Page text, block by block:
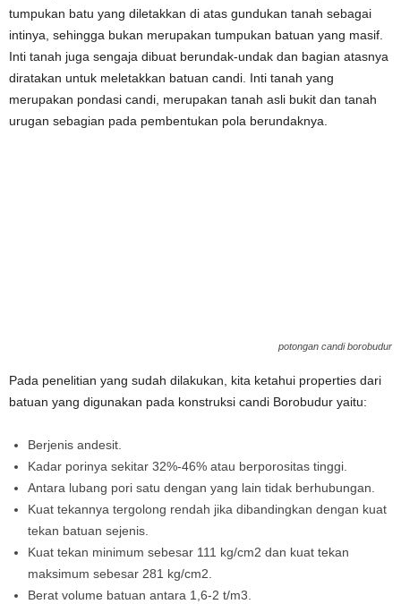
tumpukan batu yang diletakkan di atas gundukan tanah sebagai
intinya, sehingga bukan merupakan tumpukan batuan yang masif.
Inti tanah juga sengaja dibuat berundak-undak dan bagian atasnya
diratakan untuk meletakkan batuan candi. Inti tanah yang
merupakan pondasi candi, merupakan tanah asli bukit dan tanah
urugan sebagian pada pembentukan pola berundaknya.
potongan candi borobudur
Pada penelitian yang sudah dilakukan, kita ketahui properties dari
batuan yang digunakan pada konstruksi candi Borobudur yaitu:
Berjenis andesit.
Kadar porinya sekitar 32%-46% atau berporositas tinggi.
Antara lubang pori satu dengan yang lain tidak berhubungan.
Kuat tekannya tergolong rendah jika dibandingkan dengan kuat
tekan batuan sejenis.
Kuat tekan minimum sebesar 111 kg/cm2 dan kuat tekan
maksimum sebesar 281 kg/cm2.
Berat volume batuan antara 1,6-2 t/m3.